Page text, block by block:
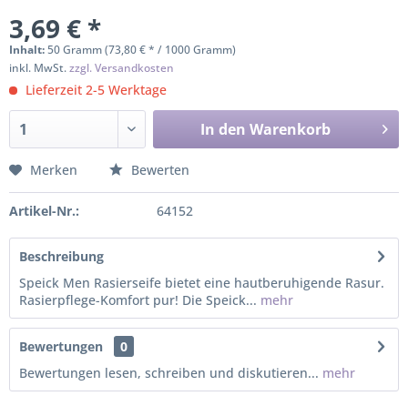
3,69 € *
Inhalt:50 Gramm (73,80 € * / 1000 Gramm)
inkl. MwSt.zzgl. Versandkosten
Lieferzeit 2-5 Werktage
In den Warenkorb
Merken Bewerten
Artikel-Nr.: 64152
Beschreibung
Speick Men Rasierseife bietet eine hautberuhigende Rasur.
Rasierpflege-Komfort pur! Die Speick... mehr
Bewertungen
0
Bewertungen lesen, schreiben und diskutieren... mehr